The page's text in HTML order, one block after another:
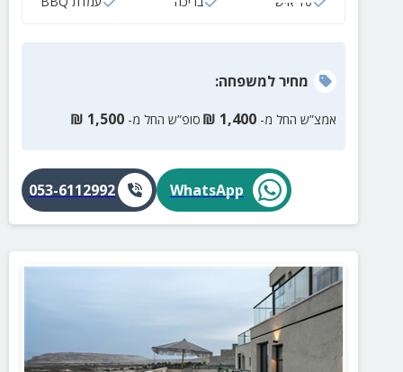
מחירלמשפחה:
אמצ”ש החל מ- 1,400
₪ סופ”ש החל מ- 1,500
₪
WhatsApp
053-6112992